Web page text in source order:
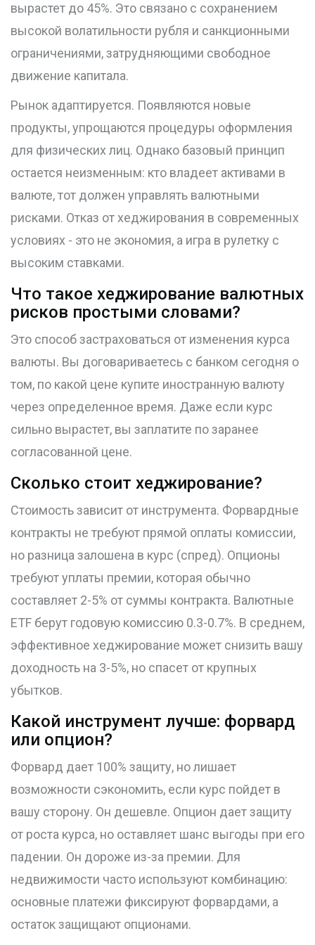
вырастет до 45%. Это связано с сохранением
высокой волатильности рубля и санкционными
ограничениями, затрудняющими свободное
движение капитала.
Рынок адаптируется. Появляются новые
продукты, упрощаются процедуры оформления
для физических лиц. Однако базовый принцип
остается неизменным: кто владеет активами в
валюте, тот должен управлять валютными
рисками. Отказ от хеджирования в современных
условиях - это не экономия, а игра в рулетку с
высоким ставками.
Что такое хеджирование валютных
рисков простыми словами?
Это способ застраховаться от изменения курса
валюты. Вы договариваетесь с банком сегодня о
том, по какой цене купите иностранную валюту
через определенное время. Даже если курс
сильно вырастет, вы заплатите по заранее
согласованной цене.
Сколько стоит хеджирование?
Стоимость зависит от инструмента. Форвардные
контракты не требуют прямой оплаты комиссии,
но разница залошена в курс (спред). Опционы
требуют уплаты премии, которая обычно
составляет 2-5% от суммы контракта. Валютные
ETF берут годовую комиссию 0.3-0.7%. В среднем,
эффективное хеджирование может снизить вашу
доходность на 3-5%, но спасет от крупных
убытков.
Какой инструмент лучше: форвард
или опцион?
Форвард дает 100% защиту, но лишает
возможности сэкономить, если курс пойдет в
вашу сторону. Он дешевле. Опцион дает защиту
от роста курса, но оставляет шанс выгоды при его
падении. Он дороже из-за премии. Для
недвижимости часто используют комбинацию:
основные платежи фиксируют форвардами, а
остаток защищают опционами.